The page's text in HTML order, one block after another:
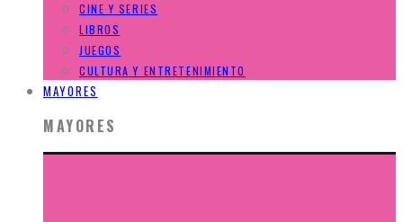
CINE Y SERIES
LIBROS
JUEGOS
CULTURA Y ENTRETENIMIENTO
MAYORES
MAYORES